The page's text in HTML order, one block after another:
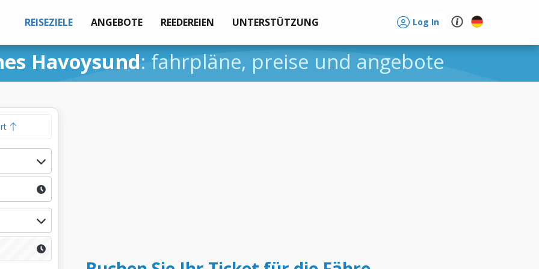
REISEZIELE ANGEBOTE REEDEREIEN UNTERSTÜTZUNG Log In
Havoysund: fahrpläne, preise und angebote